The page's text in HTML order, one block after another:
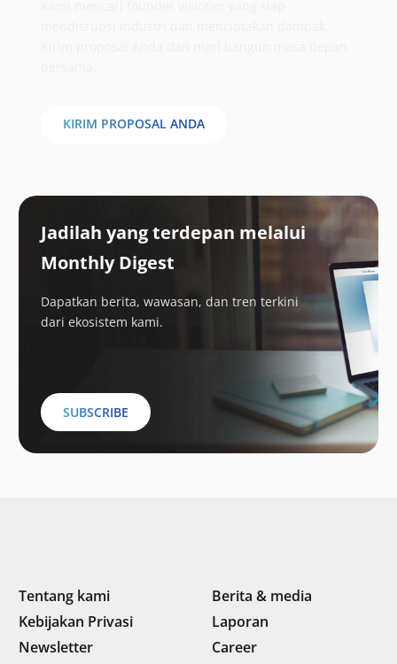
KIRIM PROPOSAL ANDA
Jadilah yang terdepan melalui
Monthly Digest
Dapatkan berita, wawasan, dan tren terkini
dari ekosistem kami.
SUBSCRIBE
Tentang kami
Berita & media
Kebijakan Privasi
Laporan
Newsletter
Career